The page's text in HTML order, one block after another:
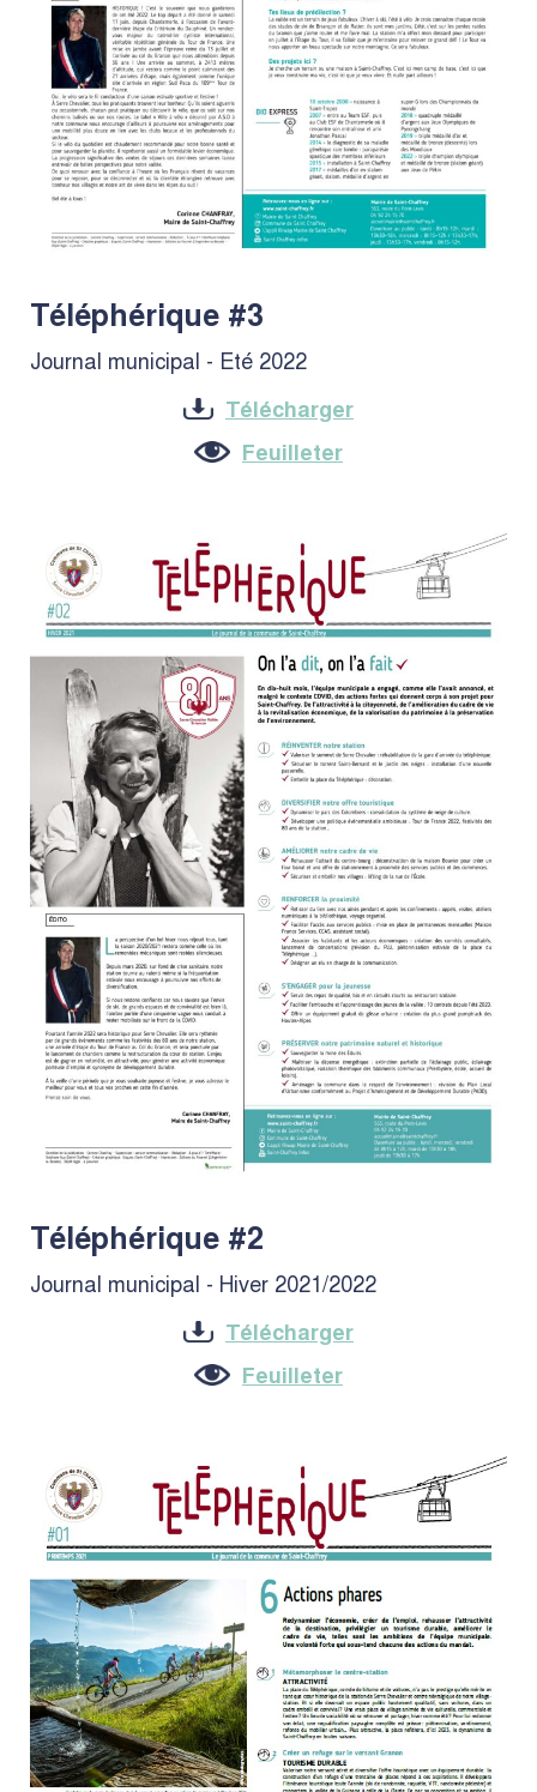
Téléphérique #3
Journal municipal - Eté 2022
Télécharger
Feuilleter
Téléphérique #2
Journal municipal - Hiver 2021/2022
Télécharger
Feuilleter